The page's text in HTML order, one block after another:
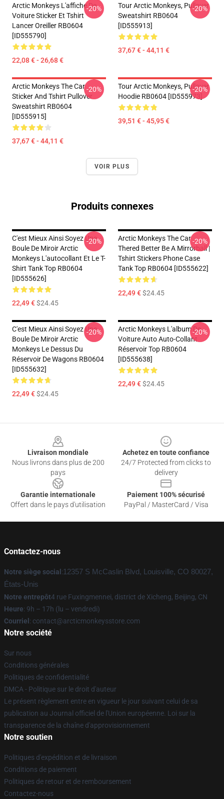
Arctic Monkeys L'affiche De
Voiture Sticker Et Tshirt
Lancer Oreiller RB0604
[ID555790]
22,08 € - 26,68 €
-20%
Tour Arctic Monkeys, Pullover
Sweatshirt RB0604
[ID555913]
37,67 € - 44,11 €
-20%
Arctic Monkeys The Car
Sticker And Tshirt Pullover
Sweatshirt RB0604
[ID555915]
37,67 € - 44,11 €
-20%
Tour Arctic Monkeys, Pullover
Hoodie RB0604 [ID555973]
39,51 € - 45,95 €
-20%
VOIR PLUS
Produits connexes
C'est Mieux Ainsi Soyez Une
Boule De Miroir Arctic
Monkeys L'autocollant Et Le T-
Shirt Tank Top RB0604
[ID555626]
22,49 €$24.45
-20%
Arctic Monkeys The Car
Thered Better Be A Mirrorball |
Tshirt Stickers Phone Case
Tank Top RB0604 [ID555622]
22,49 €$24.45
-20%
C'est Mieux Ainsi Soyez Une
Boule De Miroir Arctic
Monkeys Le Dessus Du
Réservoir De Wagons RB0604
[ID555632]
22,49 €$24.45
-20%
Arctic Monkeys L'album De
Voiture Auto Auto-Collant
Réservoir Top RB0604
[ID555638]
22,49 €$24.45
-20%
Livraison mondiale
Nous livrons dans plus de 200
pays
Achetez en toute confiance
24/7 Protected from clicks to
delivery
Garantie internationale
Offert dans le pays d'utilisation
Paiement 100% sécurisé
PayPal / MasterCard / Visa
Contactez-nous
Notre siège social :12357 S McCaslin Blvd, Louisville, CO 80027,
États-Unis
Notre entrepôt4 rue Fuxingmennei, district de Xicheng, Beijing, CN
Heure: 9h – 17h (lu – vendredi)
Courriel : contact@arcticmonkeysstore.com
Notre société
Sur nous
Conditions générales
Politiques de confidentialité
DMCA - Politique sur le droit d'auteur
Le présent règlement entre en vigueur le jour suivant celui de sa
publication au Journal officiel de l'Union européenne. Loi sur la
transparence de la chaîne d'approvisionnement
Notre soutien
Politiques d'expédition et de livraison
Conditions de paiement
Politiques de retour et de remboursement
Contactez-nous